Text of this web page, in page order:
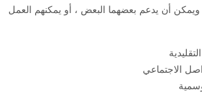
أن يدعم بعضهما البعض ، أو يمكنهم العمل
الاجتماعي